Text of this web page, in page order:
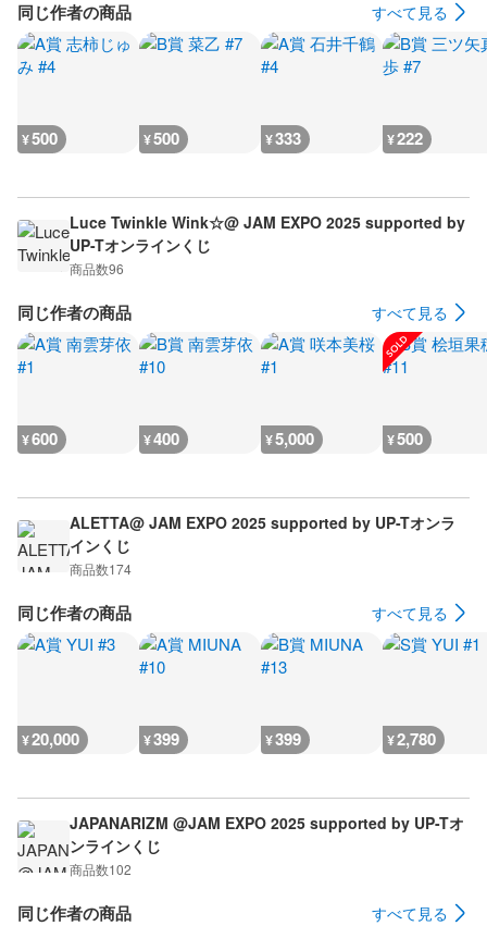
同じ作者の商品 すべて見る
¥500 ¥500 ¥333 ¥222
Luce Twinkle Wink☆@ JAM EXPO 2025 supported by
UP-Tオンラインくじ
商品数96
同じ作者の商品 すべて見る
¥600 ¥400 ¥5,000 ¥500
ALETTA@ JAM EXPO 2025 supported by UP-Tオンラ
インくじ
商品数174
同じ作者の商品 すべて見る
¥20,000 ¥399 ¥399 ¥2,780
JAPANARIZM @JAM EXPO 2025 supported by UP-Tオ
ンラインくじ
商品数102
同じ作者の商品 すべて見る